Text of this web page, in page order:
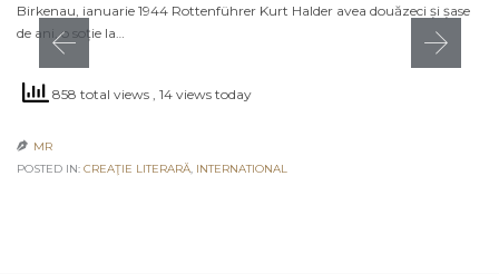
Birkenau, ianuarie 1944 Rottenführer Kurt Halder avea douăzeci și șase
de ani, o soție la…
858 total views , 14 views today
 MR
POSTED IN: CREAŢIE LITERARĂ, INTERNATIONAL